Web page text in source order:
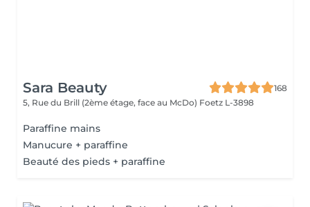
Sara Beauty
168
5, Rue du Brill (2ème étage, face au McDo) Foetz L-3898
Paraffine mains
Manucure + paraffine
Beauté des pieds + paraffine